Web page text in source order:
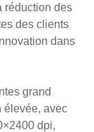
réduction des
des clients
dans
grand
élevée, avec
dpi,